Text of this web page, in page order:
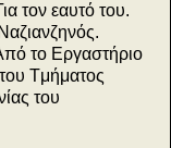
τον εαυτό του.
το Εργαστήριο
Tμήματος
του